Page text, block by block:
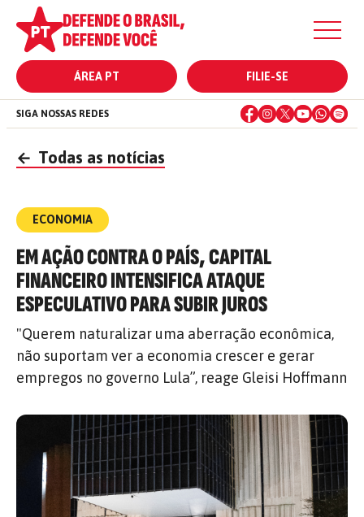
ÁREA PT FILIE-SE
SIGA NOSSAS REDES
← Todas as notícias
ECONOMIA
EM AÇÃO CONTRA O PAÍS, CAPITAL
FINANCEIRO INTENSIFICA ATAQUE
ESPECULATIVO PARA SUBIR JUROS
"Querem naturalizar uma aberração econômica,
não suportam ver a economia crescer e gerar
empregos no governo Lula”, reage Gleisi Hoffmann